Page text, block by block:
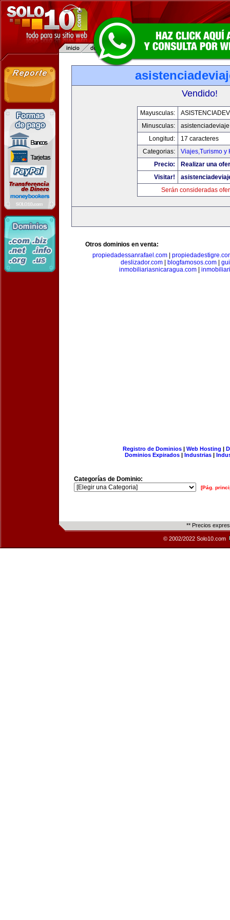
Vendido!
Mayusculas:
Minusculas:
Longitud:
17 caracteres
Categorias:
Viajes,Turismo y
Precio:
Realizar una
Visitar!
Serán consideradas
Otros dominios en venta:
propiedadessanrafael.com
deslizador.com| blogfamosos.com|
inmobiliariasnicaragua.com
Registro de Dominios| Web Hosting |
Dominios Expirados | Industrias |
Categorías de Dominio:
[Pág.
** Precios
© 2002/2022 Solo10.com